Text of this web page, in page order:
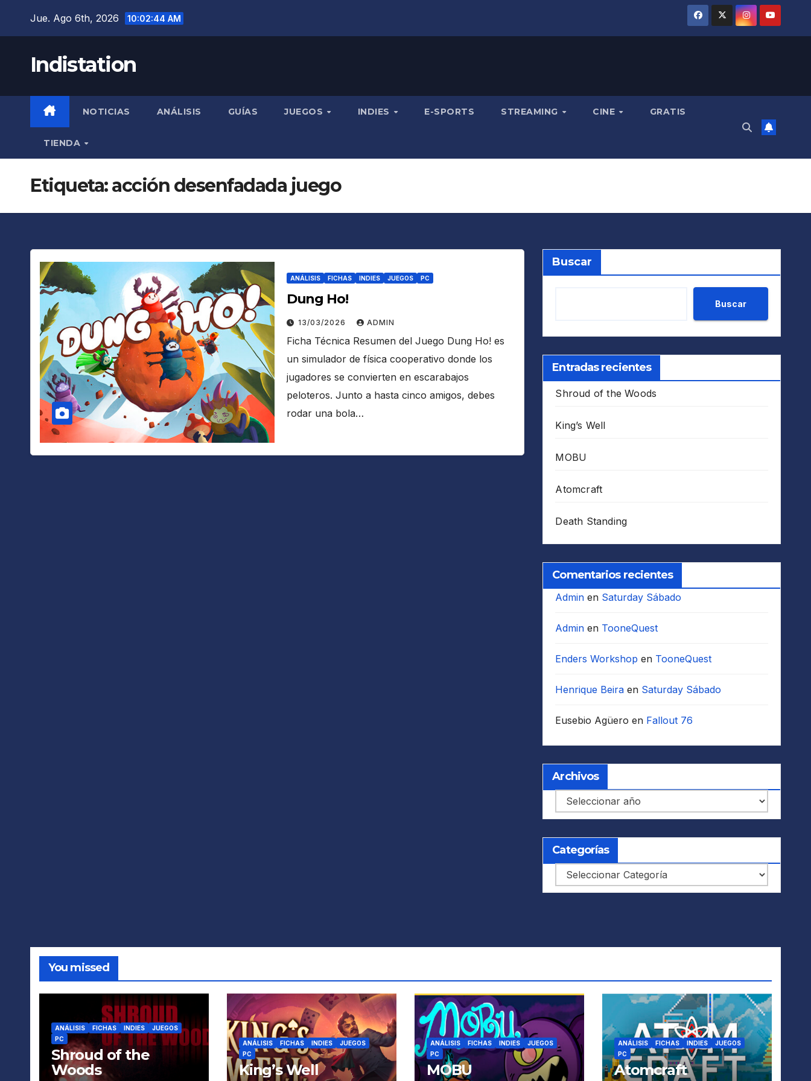
Jue. Ago 6th, 2026 10:02:45 AM
Indistation
NOTICIAS ANÁLISIS GUÍAS JUEGOS INDIES E-SPORTS STREAMING CINE GRATIS
TIENDA
Etiqueta:acción desenfadada juego
ANÁLISIS FICHAS INDIES JUEGOS PC
Dung Ho!
13/03/2026 ADMIN
Ficha Técnica Resumen del Juego Dung Ho! es
un simulador de física cooperativo donde los
jugadores se convierten en escarabajos
peloteros. Junto a hasta cinco amigos, debes
rodar una bola…
Buscar
Buscar
Entradas recientes
Shroud of the Woods
King’s Well
MOBU
Atomcraft
Death Standing
Comentarios recientes
Admin en Saturday Sábado
Admin en TooneQuest
Enders Workshop en TooneQuest
Henrique Beira en Saturday Sábado
Eusebio Agüero en Fallout 76
Archivos
Archivos
Categorías
Categorías
You missed
ANÁLISIS FICHAS INDIES
JUEGOS
PC
Shroud of the
Woods
ANÁLISIS FICHAS INDIES
JUEGOS
PC
King’s Well
ANÁLISIS FICHAS INDIES
JUEGOS
PC
MOBU
ANÁLISIS FICHAS INDIES
JUEGOS
PC
Atomcraft